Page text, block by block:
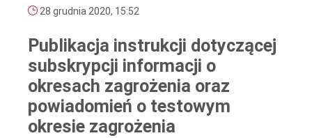
28 grudnia 2020, 15:52
Publikacja instrukcji dotyczącej
subskrypcji informacji o
okresach zagrożenia oraz
powiadomień o testowym
okresie zagrożenia